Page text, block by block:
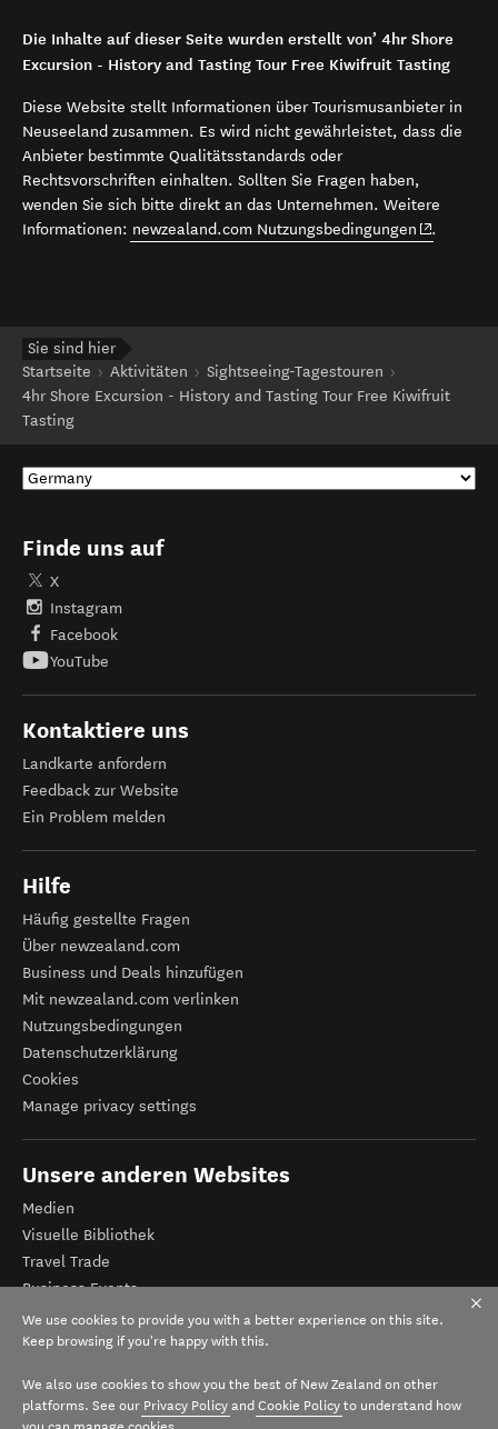
Die Inhalte auf dieser Seite wurden erstellt von’ 4hr Shore
Excursion - History and Tasting Tour Free Kiwifruit Tasting
Diese Website stellt Informationen über Tourismusanbieter in
Neuseeland zusammen. Es wird nicht gewährleistet, dass die
Anbieter bestimmte Qualitätsstandards oder
Rechtsvorschriften einhalten. Sollten Sie Fragen haben,
wenden Sie sich bitte direkt an das Unternehmen. Weitere
Informationen: newzealand.com Nutzungsbedingungen (opens in
.
Sie sind hier
Startseite
Aktivitäten
Sightseeing-Tagestouren
4hr Shore Excursion - History and Tasting Tour Free Kiwifruit
Tasting
Finde uns auf
X
Instagram
Facebook
YouTube
Kontaktiere uns
Landkarte anfordern
Feedback zur Website
Ein Problem melden
Hilfe
Häufig gestellte Fragen
Über newzealand.com
Business und Deals hinzufügen
Mit newzealand.com verlinken
Nutzungsbedingungen
Datenschutzerklärung
Cookies
Manage privacy settings
Unsere anderen Websites
Medien
Visuelle Bibliothek
Travel Trade
Business Events
Tourismus Neuseeland
Veranstalter-Registrierung
We use cookies to provide you with a better experience on this site.
Keep browsing if you're happy with this.
We also use cookies to show you the best of New Zealand on other
platforms. See our Privacy Policy and Cookie Policy to understand how